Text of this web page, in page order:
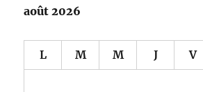
août 2026
L M M J V